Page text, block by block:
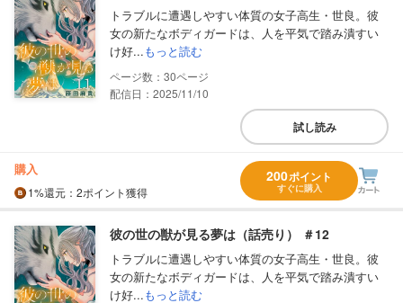
トラブルに遭遇しやすい体質の女子高生・世良。彼
女の新たなボディガードは、人を平気で踏み潰すい
け好...もっと読む
30
配信日：2025/11/10
試し読み
購入
1%還元 ：2ポイント獲得
200ポイント
すぐに購入
彼の世の獣が見る夢は（話売り） ＃12
トラブルに遭遇しやすい体質の女子高生・世良。彼
女の新たなボディガードは、人を平気で踏み潰すい
け好...もっと読む